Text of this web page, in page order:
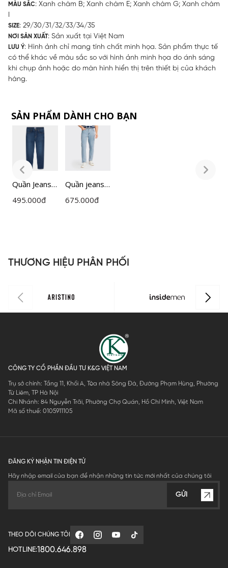
MÀU SẮC: Xanh chàm B; Xanh chàm E; Xanh chàm G; Xanh chàm
I
SIZE: 29/30/31/32/33/34/35
NƠI SẢN XUẤT: Sản xuất tại Việt Nam
LƯU Ý: Hình ảnh chỉ mang tính chất minh họa. Sản phẩm thực tế
có thể khác về màu sắc so với hình ảnh minh họa do ánh sáng
khi chụp ảnh hoặc do màn hình hiển thị trên thiết bị của khách
hàng.
SẢN PHẨM DÀNH CHO BẠN
Quần Jeans
Nam
495.000đ
Quần jeans
Nam
675.000đ
THƯƠNG HIỆU PHÂN PHỐI
CÔNG TY CỔ PHẦN ĐẦU TƯ K&G VIỆT NAM
Trụ sở chính: Tầng 11, Khối A, Tòa nhà Sông Đà, Đường Phạm Hùng, Phường
Từ Liêm, TP Hà Nội
Chi Nhánh: 84 Nguyễn Trãi, Phường Chợ Quán, Hồ Chí Minh, Việt Nam
Mã số thuế: 0105911105
ĐĂNG KÝ NHẬN TIN ĐIỆN TỬ
Hãy nhập email của bạn để nhận những tin tức mới nhất của chúng tôi
GỬI
THEO DÕI CHÚNG TÔI
HOTLINE:1800.646.898